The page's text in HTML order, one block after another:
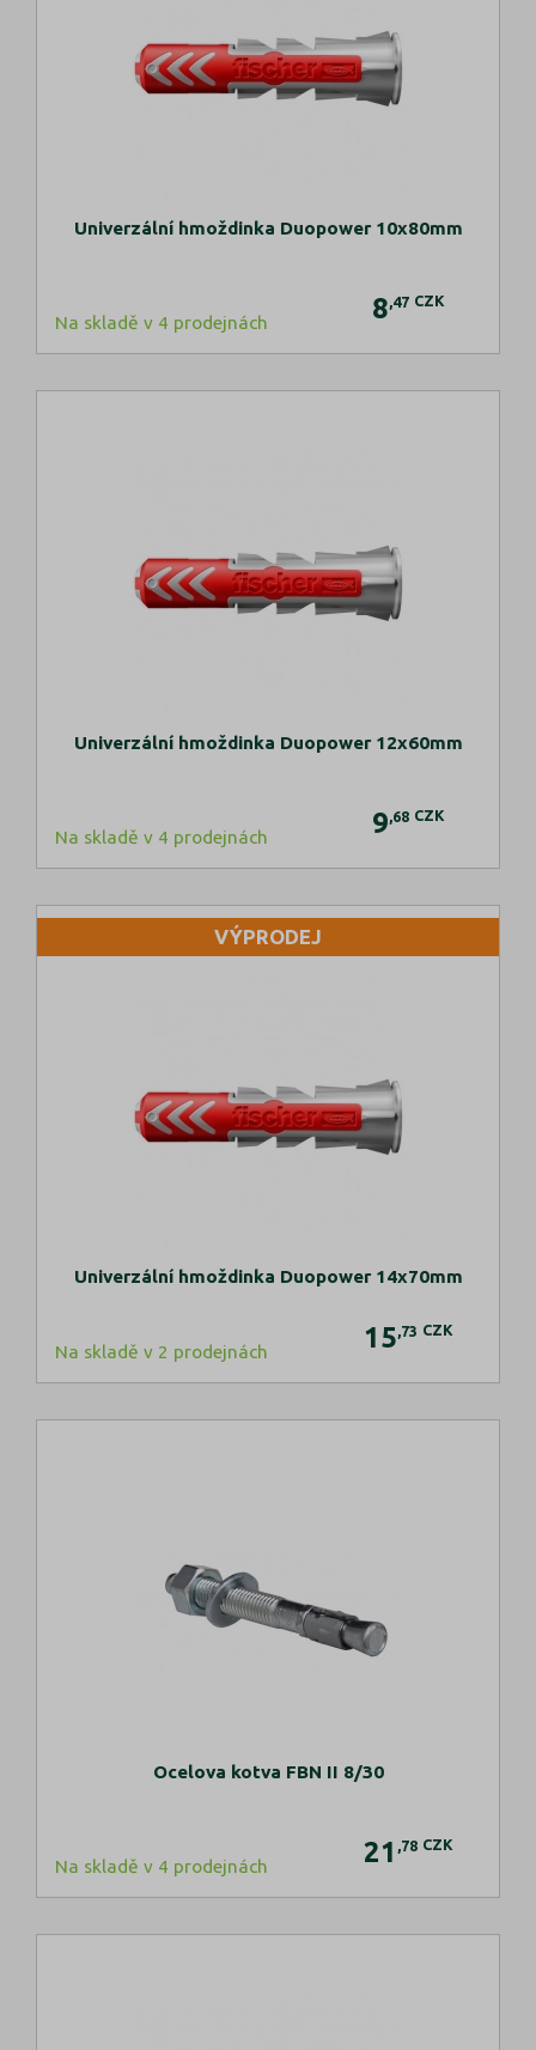
Univerzální hmoždinka Duopower 10x80mm
Na skladě v 4 prodejnách 8 ,47 CZK
Univerzální hmoždinka Duopower 12x60mm
Na skladě v 4 prodejnách 9 ,68 CZK
VÝPRODEJ
Univerzální hmoždinka Duopower 14x70mm
Na skladě v 2 prodejnách 15 ,73 CZK
Ocelova kotva FBN II 8/30
Na skladě v 4 prodejnách 21 ,78 CZK